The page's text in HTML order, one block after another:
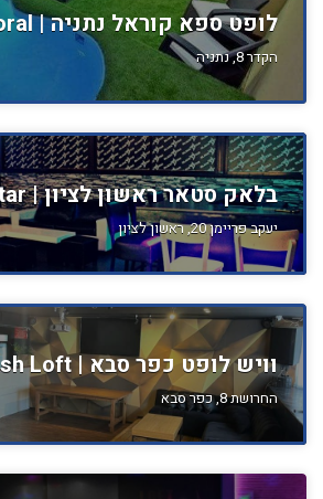
לופט ספא קוראל נתניה | Spa Coral
הקדר 8, נתניה
בלאק סטאר ראשון לציון | Black Star
יעקב פריימן 20, ראשון לציון
וויש לופט כפר סבא | Wish Loft
החרושת 8, כפר סבא